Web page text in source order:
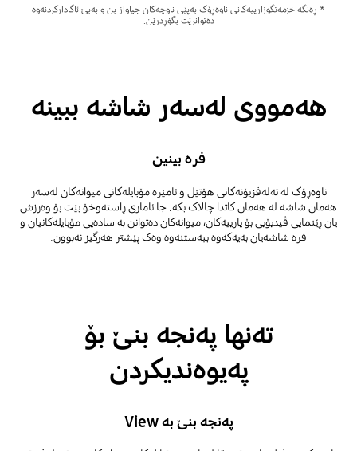
* ڕەنگە خزمەتگوزارییەکانی ناوەڕۆک بەپێی ناوچەکان جیاواز بن و بەبێ ئاگادارکردنەوە
دەتوانرێت بگۆڕدرێن.
هەمووی لەسەر شاشە ببینە
فرە بینین
ناوەڕۆک لە تەلەفزیۆنەکانی هۆتێل و ئامێرە مۆبایلەکانی میوانەکان لەسەر
هەمان شاشە لە هەمان کاتدا چالاک بکە. جا ئاماری ڕاستەوخۆ بێت بۆ وەرزش
یان ڕێنمایی ڤیدیۆیی بۆ یارییەکان، میوانەکان دەتوانن بە سادەیی مۆبایلەکانیان و
فرە شاشەیان بەیەکەوە ببەستنەوە وەک پێشتر هەرگیز نەبوون.
تەنها پەنجە بنێ بۆ
پەیوەندیکردن
پەنجە بنێ بە View